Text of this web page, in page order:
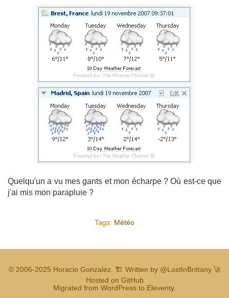
Quelqu'un a vu mes gants et mon écharpe ? Où est-ce que
j'ai mis mon parapluie ?
Tags: Météo
© 2006-2025 Horacio Gonzalez 🏗️ Written by @LostInBrittany🚀
Hosted on GitHub
Migrated from WordPress to Eleventy.